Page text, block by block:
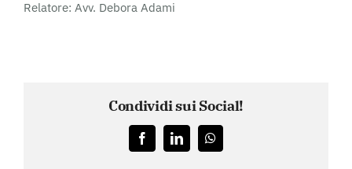
Relatore: Avv. Debora Adami
Condividi sui Social!
FacebookLinkedInWhatsApp